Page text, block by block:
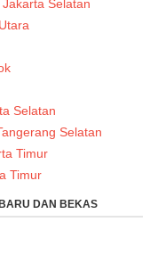
Selatan
Selatan
Selatan
Timur
Timur
DAN BEKAS